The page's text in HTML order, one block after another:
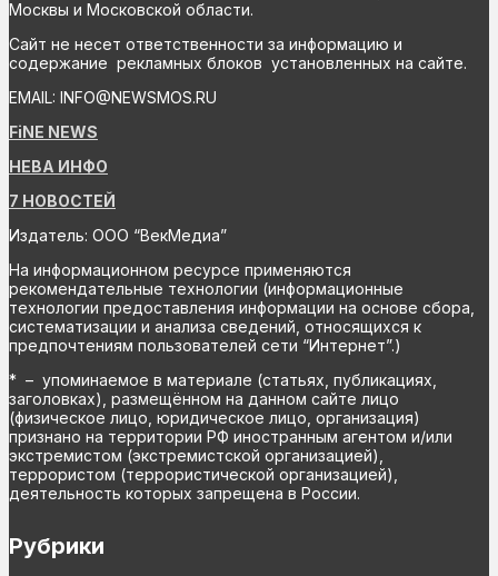
Москвы и Московской области.
Сайт не несет ответственности за информацию и
содержание рекламных блоков установленных на сайте.
EMAIL: INFO@NEWSMOS.RU
FiNE NEWS
НЕВА ИНФО
7 НОВОСТЕЙ
Издатель: ООО “ВекМедиа”
На информационном ресурсе применяются
рекомендательные технологии (информационные
технологии предоставления информации на основе сбора,
систематизации и анализа сведений, относящихся к
предпочтениям пользователей сети “Интернет”.)
* – упоминаемое в материале (статьях, публикациях,
заголовках), размещённом на данном сайте лицо
(физическое лицо, юридическое лицо, организация)
признано на территории РФ иностранным агентом и/или
экстремистом (экстремистской организацией),
террористом (террористической организацией),
деятельность которых запрещена в России.
Рубрики